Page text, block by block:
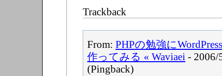
Trackback
From: PHPの勉強に
作ってみる « Waviaei - 2006/
(Pingback)